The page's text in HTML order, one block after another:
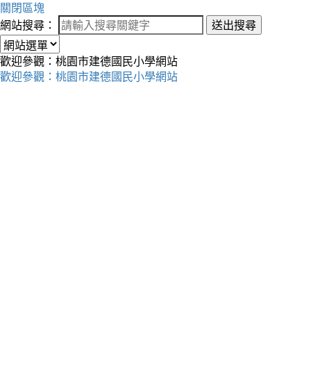
關閉區塊
網站搜尋：
送出搜尋
歡迎參觀：桃園市建德國民小學網站
歡迎參觀：桃園市建德國民小學網站